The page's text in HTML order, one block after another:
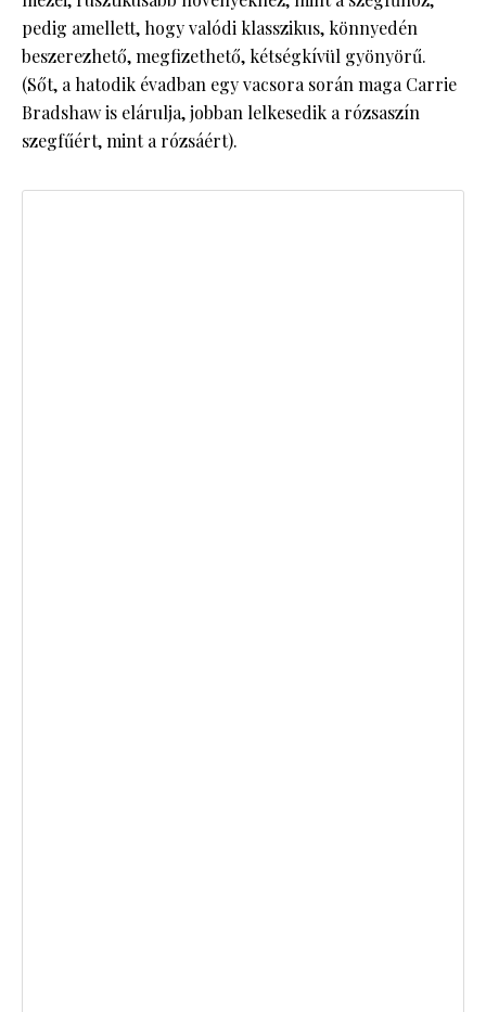
pedig amellett, hogy valódi klasszikus, könnyedén
beszerezhető, megfizethető, kétségkívül gyönyörű.
(Sőt, a hatodik évadban egy vacsora során maga Carrie
Bradshaw is elárulja, jobban lelkesedik a rózsaszín
szegfűért, mint a rózsáért).